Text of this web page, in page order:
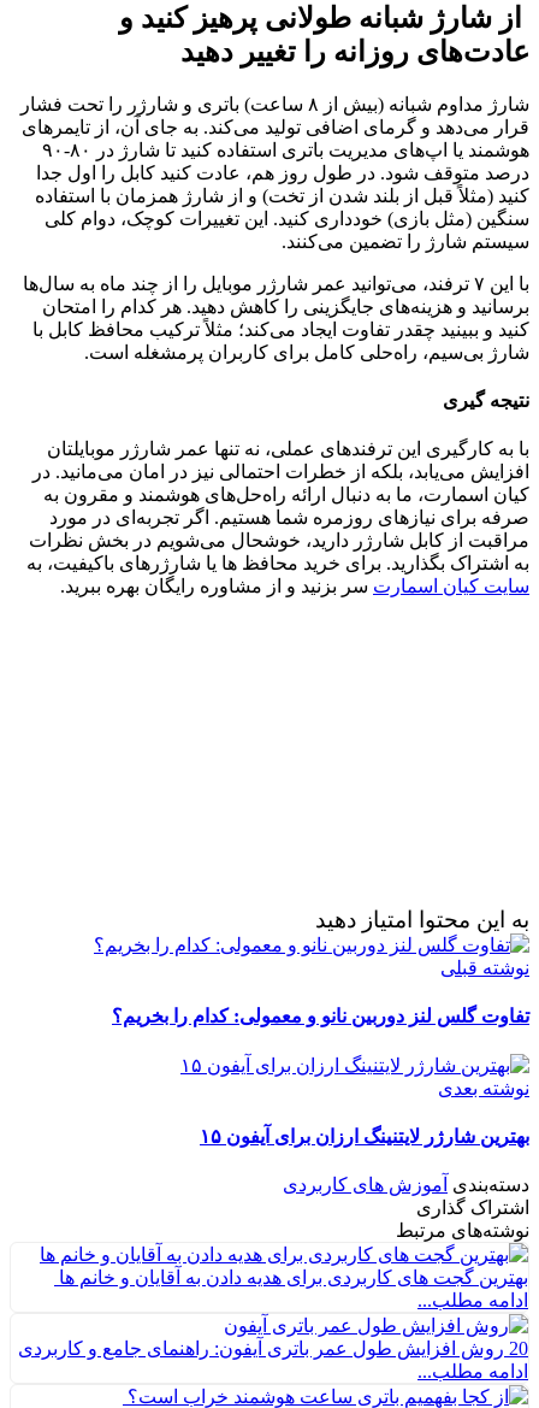
از شارژ شبانه طولانی پرهیز کنید و
عادت‌های روزانه را تغییر دهید
شارژ مداوم شبانه (بیش از ۸ ساعت) باتری و شارژر را تحت فشار
قرار می‌دهد و گرمای اضافی تولید می‌کند. به جای آن، از تایمرهای
هوشمند یا اپ‌های مدیریت باتری استفاده کنید تا شارژ در ۸۰-۹۰
درصد متوقف شود. در طول روز هم، عادت کنید کابل را اول جدا
کنید (مثلاً قبل از بلند شدن از تخت) و از شارژ همزمان با استفاده
سنگین (مثل بازی) خودداری کنید. این تغییرات کوچک، دوام کلی
سیستم شارژ را تضمین می‌کنند.
با این ۷ ترفند، می‌توانید عمر شارژر موبایل را از چند ماه به سال‌ها
برسانید و هزینه‌های جایگزینی را کاهش دهید. هر کدام را امتحان
کنید و ببینید چقدر تفاوت ایجاد می‌کند؛ مثلاً ترکیب محافظ کابل با
شارژ بی‌سیم، راه‌حلی کامل برای کاربران پرمشغله است.
نتیجه‌ گیری
با به‌ کارگیری این ترفندهای عملی، نه تنها عمر شارژر موبایلتان
افزایش می‌یابد، بلکه از خطرات احتمالی نیز در امان می‌مانید. در
کیان اسمارت، ما به دنبال ارائه راه‌حل‌های هوشمند و مقرون‌ به‌
صرفه برای نیازهای روزمره شما هستیم. اگر تجربه‌ای در مورد
مراقبت از کابل شارژر دارید، خوشحال می‌شویم در بخش نظرات
به اشتراک بگذارید. برای خرید محافظ‌ ها یا شارژرهای باکیفیت، به
سایت کیان اسمارت سر بزنید و از مشاوره رایگان بهره ببرید.
به این محتوا امتیاز دهید
نوشته قبلی
تفاوت گلس لنز دوربین نانو و معمولی: کدام را بخریم؟
نوشته بعدی
بهترین شارژر لایتنینگ ارزان برای آیفون ۱۵
دسته‌بندی آموزش های کاربردی
اشتراک گذاری
نوشته‌های مرتبط
بهترین گجت های کاربردی برای هدیه دادن به آقایان و خانم ها
ادامه مطلب...
20 روش افزایش طول عمر باتری آیفون: راهنمای جامع و کاربردی
ادامه مطلب...